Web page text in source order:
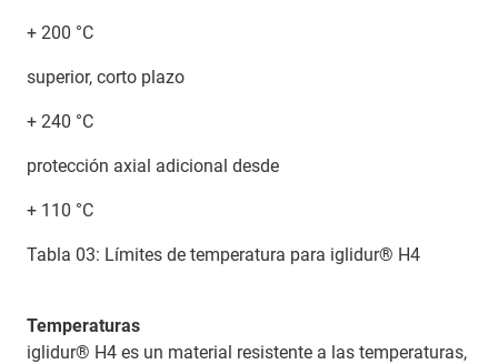
+ 200 °C
superior, corto plazo
+ 240 °C
protección axial adicional desde
+ 110 °C
Tabla 03: Límites de temperatura para iglidur® H4
Temperaturas
iglidur® H4 es un material resistente a las temperaturas,